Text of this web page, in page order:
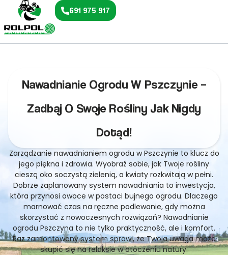
691 975 917
Nawadnianie Ogrodu W Pszczynie –
Zadbaj O Swoje Rośliny Jak Nigdy
Dotąd!
Zarządzanie nawadnianiem ogrodu w Pszczynie to klucz do
jego piękna i zdrowia. Wyobraź sobie, jak Twoje rośliny
cieszą oko soczystą zielenią, a kwiaty rozkwitają w pełni.
Dobrze zaplanowany system nawadniania to inwestycja,
która przynosi owoce w postaci bujnego ogrodu. Dlaczego
marnować czas na ręczne podlewanie, gdy można
skorzystać z nowoczesnych rozwiązań? Nawadnianie
ogrodu Pszczyna to nie tylko praktyczność, ale i komfort.
Raz zamontowany system sprawi, że Twoja uwaga może
skupić się na relaksie w otoczeniu natury.